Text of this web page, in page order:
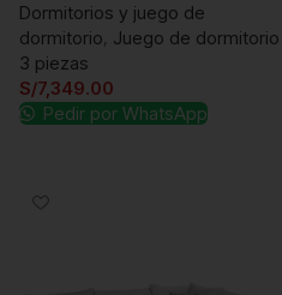
Dormitorios y juego de
dormitorio, Juego de dormitorio
3 piezas
S/7,349.00
Pedir por WhatsApp